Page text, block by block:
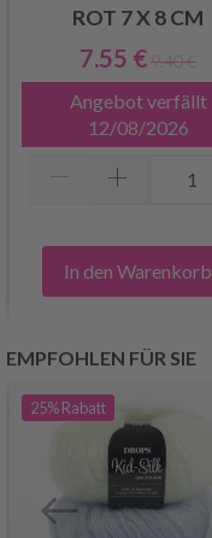
ROT 7 X 8 CM
7.55 €9.40 €
Angebot verfällt
12/08/2026
In den Warenkorb
EMPFOHLEN FÜR SIE
25%Rabatt